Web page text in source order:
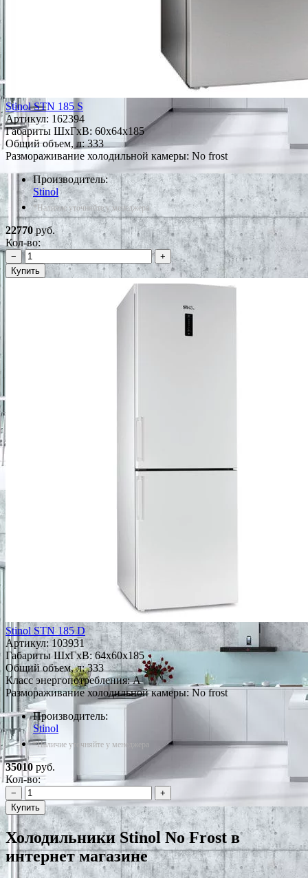
Stinol STN 185 S
Артикул: 162394
Габариты ШxГxВ: 60x64x185
Общий объем, л: 333
Размораживание холодильной камеры: No frost
Производитель:
Stinol
*Наличие уточняйте у менеджера
22770 руб.
Кол-во:
−
+
Купить
Stinol STN 185 D
Артикул:103931
Габариты ШxГxВ: 64x60x185
Общий объем, л: 333
Класс энергопотребления: A
Размораживание холодильной камеры: No frost
Производитель:
Stinol
*Наличие уточняйте у менеджера
35010 руб.
Кол-во:
−
+
Купить
Холодильники Stinol No Frost в
интернет магазине